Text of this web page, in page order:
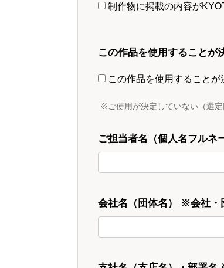
制作物に掲載の内容が
この作品を使用することが
この作品を使用することが
※ご使用が決定していない（選定
ご担当者名（個人名フルネ
会社名（団体名） ※会社・